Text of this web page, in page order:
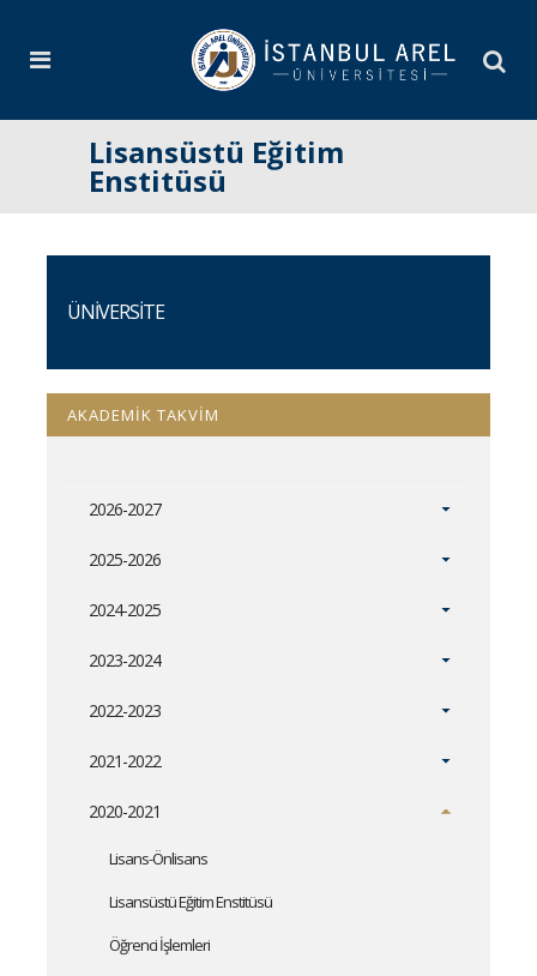
Lisansüstü Eğitim
Enstitüsü
ÜNİVERSİTE
AKADEMİK TAKVİM
2026-2027
2025-2026
2024-2025
2023-2024
2022-2023
2021-2022
2020-2021
Lisans-Önlisans
Lisansüstü Eğitim Enstitüsü
Öğrenci İşlemleri